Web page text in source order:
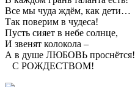
Все мы чуда ждём, как дети…
Так поверим в чудеса!
Пусть сияет в небе солнце,
И звенят колокола –
А в душе ЛЮБОВЬ проснётся!
С РОЖДЕСТВОМ!